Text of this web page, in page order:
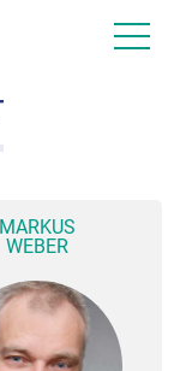
MARKUS
WEBER